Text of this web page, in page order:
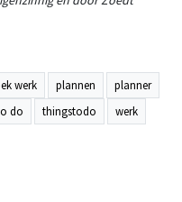
werk plannen
planner
do thingstodo
werk